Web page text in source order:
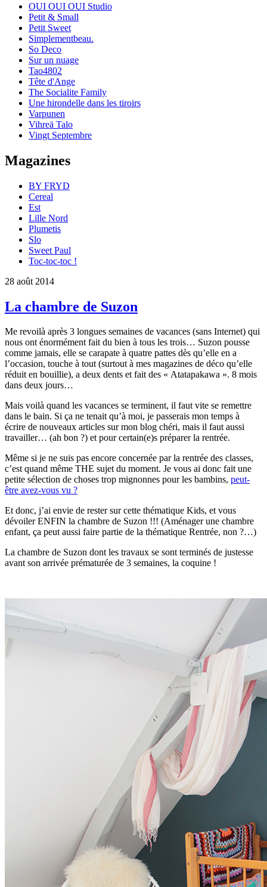
OUI OUI OUI Studio
Petit & Small
Petit Sweet
Simplementbeau.
So Deco
Sur un nuage
Tao4802
Tête d'Ange
The Socialite Family
Une hirondelle dans les tiroirs
Varpunen
Vihreä Talo
Vingt Septembre
Magazines
BY FRYD
Cereal
Est
Lille Nord
Plumetis
Slo
Sweet Paul
Toc-toc-toc !
28 août 2014
La chambre de Suzon
Me revoilà après 3 longues semaines de vacances (sans Internet) qui
nous ont énormément fait du bien à tous les trois… Suzon pousse
comme jamais, elle se carapate à quatre pattes dès qu’elle en a
l’occasion, touche à tout (surtout à mes magazines de déco qu’elle
réduit en bouillie), a deux dents et fait des « Atatapakawa ». 8 mois
dans deux jours…
Mais voilà quand les vacances se terminent, il faut vite se remettre
dans le bain. Si ça ne tenait qu’à moi, je passerais mon temps à
écrire de nouveaux articles sur mon blog chéri, mais il faut aussi
travailler… (ah bon ?) et pour certain(e)s préparer la rentrée.
Même si je ne suis pas encore concernée par la rentrée des classes,
c’est quand même THE sujet du moment. Je vous ai donc fait une
petite sélection de choses trop mignonnes pour les bambins, peut-
être avez-vous vu ?
Et donc, j’ai envie de rester sur cette thématique Kids, et vous
dévoiler ENFIN la chambre de Suzon !!! (Aménager une chambre
enfant, ça peut aussi faire partie de la thématique Rentrée, non ?…)
La chambre de Suzon dont les travaux se sont terminés de justesse
avant son arrivée prématurée de 3 semaines, la coquine !